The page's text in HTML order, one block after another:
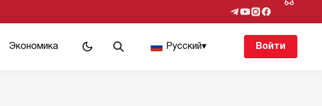
Экономика Русский▾ Войти